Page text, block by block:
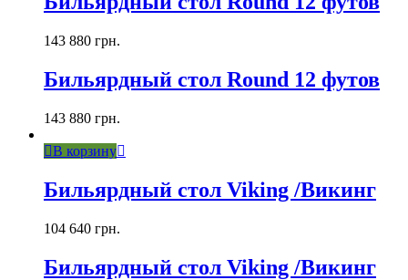
143 880 грн.
Бильярдный стол Round 12 футов
143 880 грн.
В корзину
Бильярдный стол Viking /Викинг
104 640 грн.
Бильярдный стол Viking /Викинг